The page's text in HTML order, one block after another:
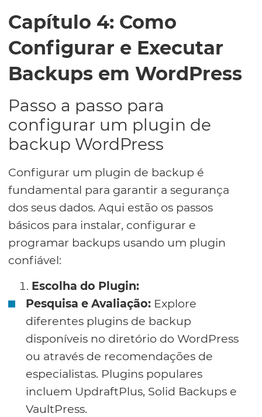
Capítulo 4: Como
Configurar e Executar
Backups em WordPress
Passo a passo para
configurar um plugin de
backup WordPress
Configurar um plugin de backup é
fundamental para garantir a segurança
dos seus dados. Aqui estão os passos
básicos para instalar, configurar e
programar backups usando um plugin
confiável:
Escolha do Plugin:
Pesquisa e Avaliação: Explore
diferentes plugins de backup
disponíveis no diretório do WordPress
ou através de recomendações de
especialistas. Plugins populares
incluem UpdraftPlus, Solid Backups e
VaultPress.